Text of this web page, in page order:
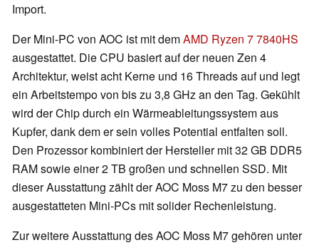
Import.
Der Mini-PC von AOC ist mit demAMD Ryzen 7 7840HS
ausgestattet. Die CPU basiert auf der neuen Zen 4
Architektur, weist acht Kerne und 16 Threads auf und legt
ein Arbeitstempo von bis zu 3,8 GHz an den Tag. Gekühlt
wird der Chip durch ein Wärmeableitungssystem aus
Kupfer, dank dem er sein volles Potential entfalten soll.
Den Prozessor kombiniert der Hersteller mit 32 GB DDR5
RAM sowie einer 2 TB großen und schnellen SSD. Mit
dieser Ausstattung zählt der AOC Moss M7 zu den besser
ausgestatteten Mini-PCs mit solider Rechenleistung.
Zur weitere Ausstattung des AOC Moss M7 gehören unter